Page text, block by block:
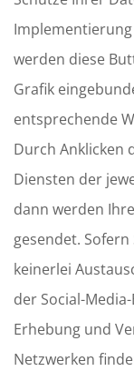
Implementierung
werden diese
Grafik
entsprechende
Durch Anklicken
Diensten der
dann werden
gesendet.
keinerlei
der Social-
Erhebung und
Netzwerken